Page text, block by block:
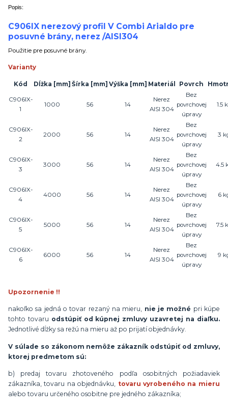
Popis:
C906IX nerezový profil V Combi Arialdo pre
posuvné brány, nerez /AISI304
Použitie pre posuvné brány.
Varianty
Kód Dĺžka [mm] Šírka [mm] Výška [mm] Materiál Povrch
C906IX-
1
1000 56 14
Nerez
AISI 304
Bez
povrchovej
úpravy
1.5
C906IX-
2
2000 56 14
Nerez
AISI 304
Bez
povrchovej
úpravy
3
C906IX-
3
3000 56 14
Nerez
AISI 304
Bez
povrchovej
úpravy
4.5
C906IX-
4
4000 56 14
Nerez
AISI 304
Bez
povrchovej
úpravy
6
C906IX-
5
5000 56 14
Nerez
AISI 304
Bez
povrchovej
úpravy
7.5
C906IX-
6
6000 56 14
Nerez
AISI 304
Bez
povrchovej
úpravy
9
Upozornenie !!
nakoľko sa jedná o tovar rezaný na mieru, nie je možné pri kúpe
tohto tovaru odstúpiť od kúpnej zmluvy uzavretej na diaľku.
Jednotlivé dĺžky sa režú na mieru až po prijatí objednávky.
V súlade so zákonom nemôže zákazník odstúpiť od zmluvy,
ktorej predmetom sú:
b) predaj tovaru zhotoveného podľa osobitných požiadaviek
zákazníka, tovaru na objednávku, tovaru vyrobeného na mieru
alebo tovaru určeného osobitne pre jedného zákazníka;